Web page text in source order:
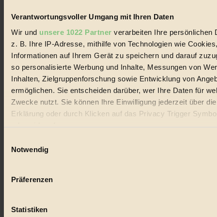
Verantwortungsvoller Umgang mit Ihren Daten
Wir und unsere 1022 Partner verarbeiten Ihre persönlichen
z. B. Ihre IP-Adresse, mithilfe von Technologien wie
Informationen auf Ihrem Gerät zu speichern und darauf
so personalisierte Werbung und Inhalte, Messungen von
Inhalten, Zielgruppenforschung sowie Entwicklung von
ermöglichen. Sie entscheiden darüber, wer Ihre Daten für
Zwecke nutzt. Sie können Ihre Einwilligung jederzeit über
Erklärung oder durch Klicken auf das Privacy Trigger
oder widerrufen
Wenn Sie es erlauben, würden wir auch gerne:
Ihr Gerät durch aktives Scannen nach bestimmten
Erfahren Sie mehr darüber, wie Ihre persönlichen Daten
Notwendig
Präferenzen
Statistiken
Biorama steht für einen nachhaltigen Lebensstil und bewussten
Lebenswandel. Es ist eine moderne Plattform für Ideen, Menschen
und Produkte, ein Leitfaden im schnell wachsenden Markt des
Handels mit Bioprodukten, des Fair-Trade sowie der Branche
alternativer Energien.
22.601 Fans auf Facebook
3.415 Follower auf Twitter
Folge uns auf Instagram
Themen
Bio